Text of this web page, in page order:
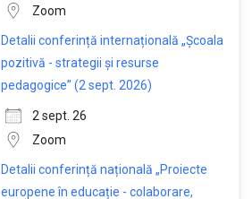
Zoom
Detalii conferință internațională „Școala
pozitivă - strategii și resurse
pedagogice” (2 sept. 2026)
2 sept. 26
Zoom
Detalii conferință națională „Proiecte
europene în educație - colaborare,